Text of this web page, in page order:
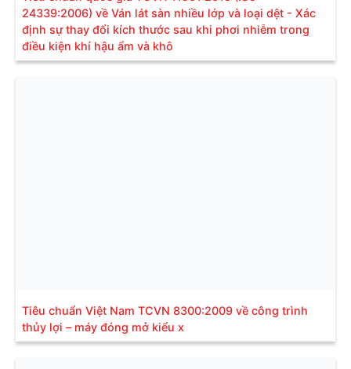
24339:2006) về Ván lát sàn nhiều lớp và loại dệt - Xác
định sự thay đổi kích thước sau khi phơi nhiễm trong
điều kiện khí hậu ẩm và khô
Tiêu chuẩn Việt Nam TCVN 8300:2009 về công trình
thủy lợi – máy đóng mở kiểu x